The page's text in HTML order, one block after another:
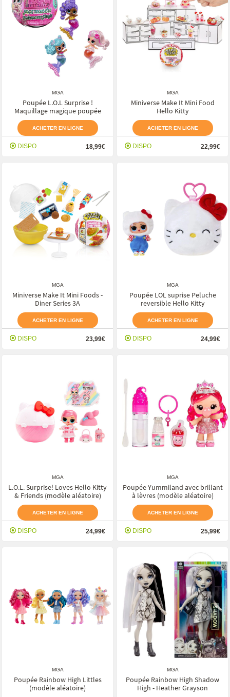
MGA
Poupée L.O.L Surprise !
Maquillage magique poupée
ACHETER EN LIGNE
DISPO 18,99€
MGA
Miniverse Make It Mini Food
Hello Kitty
ACHETER EN LIGNE
DISPO 22,99€
MGA
Miniverse Make It Mini Foods -
Diner Series 3A
ACHETER EN LIGNE
DISPO 23,99€
MGA
Poupée LOL suprise Peluche
reversible Hello Kitty
ACHETER EN LIGNE
DISPO 24,99€
MGA
L.O.L. Surprise! Loves Hello Kitty
& Friends (modèle aléatoire)
ACHETER EN LIGNE
DISPO 24,99€
MGA
Poupée Yummiland avec brillant
à lèvres (modèle aléatoire)
ACHETER EN LIGNE
DISPO 25,99€
MGA
Poupée Rainbow High Littles
(modèle aléatoire)
MGA
Poupée Rainbow High Shadow
High - Heather Grayson